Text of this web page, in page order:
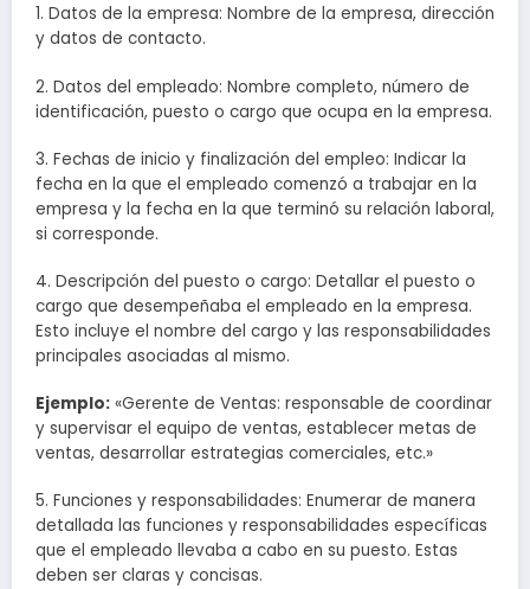
1. Datos de la empresa: Nombre de la empresa, dirección
y datos de contacto.
2. Datos del empleado: Nombre completo, número de
identificación, puesto o cargo que ocupa en la empresa.
3. Fechas de inicio y finalización del empleo: Indicar la
fecha en la que el empleado comenzó a trabajar en la
empresa y la fecha en la que terminó su relación laboral,
si corresponde.
4. Descripción del puesto o cargo: Detallar el puesto o
cargo que desempeñaba el empleado en la empresa.
Esto incluye el nombre del cargo y las responsabilidades
principales asociadas al mismo.
Ejemplo: «Gerente de Ventas: responsable de coordinar
y supervisar el equipo de ventas, establecer metas de
ventas, desarrollar estrategias comerciales, etc.»
5. Funciones y responsabilidades: Enumerar de manera
detallada las funciones y responsabilidades específicas
que el empleado llevaba a cabo en su puesto. Estas
deben ser claras y concisas.